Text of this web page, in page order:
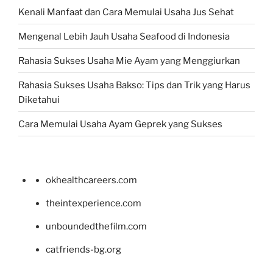
Kenali Manfaat dan Cara Memulai Usaha Jus Sehat
Mengenal Lebih Jauh Usaha Seafood di Indonesia
Rahasia Sukses Usaha Mie Ayam yang Menggiurkan
Rahasia Sukses Usaha Bakso: Tips dan Trik yang Harus
Diketahui
Cara Memulai Usaha Ayam Geprek yang Sukses
okhealthcareers.com
theintexperience.com
unboundedthefilm.com
catfriends-bg.org